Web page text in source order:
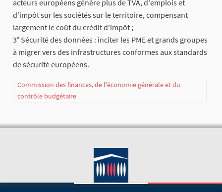
acteurs européens génère plus de TVA, d'emplois et
d'impôt sur les sociétés sur le territoire, compensant
largement le coût du crédit d'impôt ;
3° Sécurité des données : inciter les PME et grands groupes
à migrer vers des infrastructures conformes aux standards
de sécurité européens.
Commission des finances, de l’économie générale et du
contrôle budgétaire